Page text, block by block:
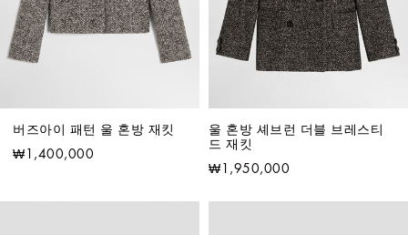
버즈아이 패턴 울 혼방 재킷
₩1,400,000
울 혼방 셰브런 더블 브레스티
드 재킷
₩1,950,000